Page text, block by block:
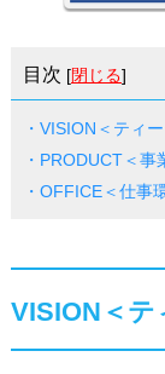
目次 [閉じる]
・VISION＜ティ
・PRODUCT＜事
・OFFICE＜仕事
VISION＜テ